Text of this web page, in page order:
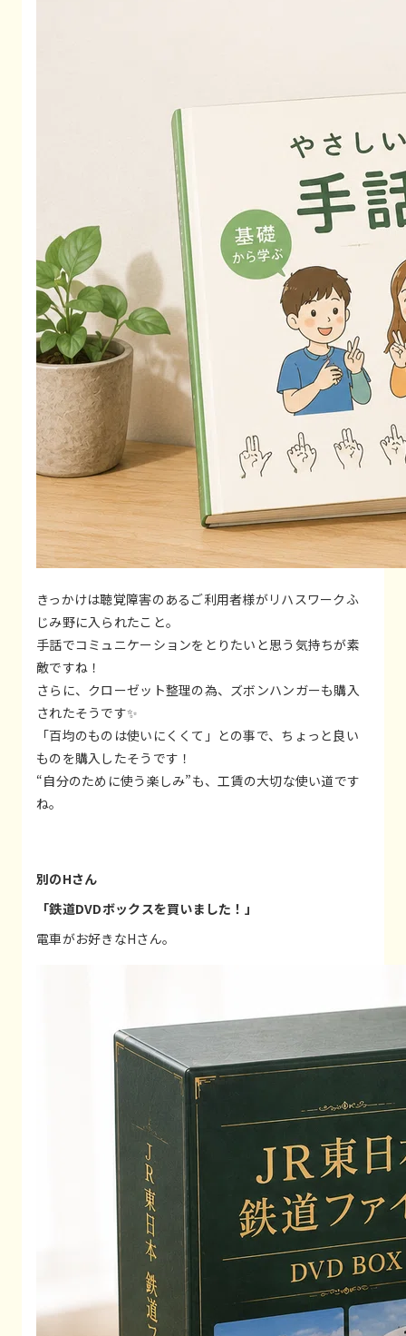
きっかけは聴覚障害のあるご利用者様がリハスワークふ
じみ野に入られたこと。
手話でコミュニケーションをとりたいと思う気持ちが素
敵ですね！
さらに、クローゼット整理の為、ズボンハンガーも購入
されたそうです✨
「百均のものは使いにくくて」との事で、ちょっと良い
ものを購入したそうです！
“自分のために使う楽しみ”も、工賃の大切な使い道です
ね。
別のHさん
「鉄道DVDボックスを買いました！」
電車がお好きなHさん。